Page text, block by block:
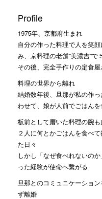
Profile
1975年、京都府生まれ
自分の作った料理で人を笑
み、京料理の老舗”美濃吉”で
その後、完全手作りの定食
料理の世界から離れ
結婚数年後、旦那が私の作
わせて、娘が人前でごはん
板前として磨いた料理の腕も
２人に何とかごはんを食べ
た日々
しかし「なぜ食べれないの
った経験が使命へ繋がる
旦那とのコミュニケーショ
ず離婚